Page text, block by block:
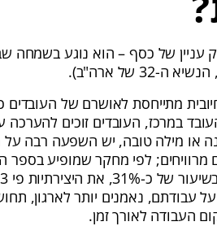
עניין של כסף – הוא נוגע בשמחה
ה-32 של ארה"ב).
מתייחסת לאושרם של
במרכז, העובדים זוכים
או מילה טובה, יש השפעה רבה על
מרוויחים; לפי מחקר שמופיע
עבודתם, נאמנים יותר לארגון,
העבודה לאורך זמן.